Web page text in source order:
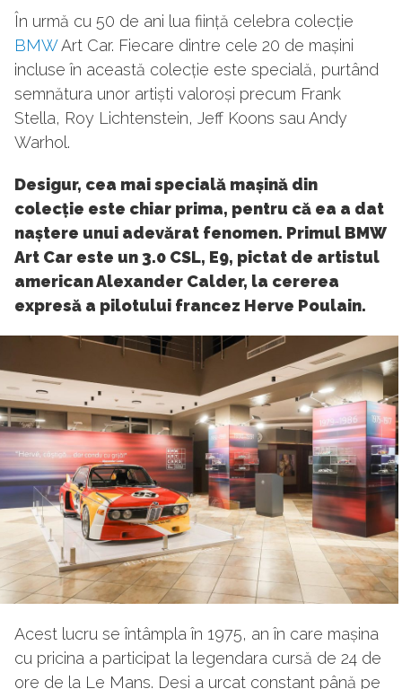
În urmă cu 50 de ani lua ființă celebra colecție
BMWArt Car. Fiecare dintre cele 20 de mașini
incluse în această colecție este specială, purtând
semnătura unor artiști valoroși precum Frank
Stella, Roy Lichtenstein, Jeff Koons sau Andy
Warhol.
Desigur, cea mai specială mașină din
colecție este chiar prima, pentru că ea a dat
naștere unui adevărat fenomen. Primul BMW
Art Car este un 3.0 CSL, E9, pictat de artistul
american Alexander Calder, la cererea
expresă a pilotului francez Herve Poulain.
Acest lucru se întâmpla în 1975, an în care mașina
cu pricina a participat la legendara cursă de 24 de
ore de la Le Mans. Deși a urcat constant până pe